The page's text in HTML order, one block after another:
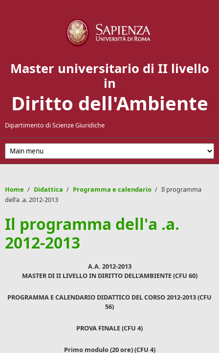
Master universitario di II livello
in
Diritto dell'Ambiente
Dipartimento di Scienze Giuridiche
Home / Didattica / Programma e calendario / Il programma
dell'a .a. 2012-2013
Il programma dell'a .a.
2012-2013
A.A. 2012-2013
MASTER DI II LIVELLO IN DIRITTO DELL’AMBIENTE (CFU 60)
PROGRAMMA E CALENDARIO DIDATTICO DEL CORSO 2012-2013 (CFU
56)
PROVA FINALE (CFU 4)
Primo modulo (20 ore) (CFU 4)